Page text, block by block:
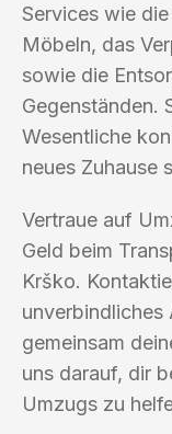
Services wie
Möbeln, das
sowie die
Gegenständen.
Wesentliche
neues Zuhause
Vertraue auf
Geld beim
Krško.
unverbindliches
gemeinsam
uns darauf, dir
Umzugs zu